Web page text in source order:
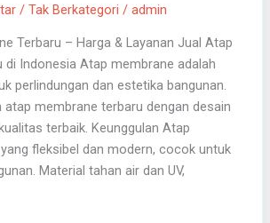
/Tak Berkategori /admin
Terbaru – Harga & Layanan Jual Atap
di Indonesia Atap membrane adalah
perlindungan dan estetika bangunan.
atap membrane terbaru dengan desain
terbaik. Keunggulan Atap
fleksibel dan modern, cocok untuk
Material tahan air dan UV,